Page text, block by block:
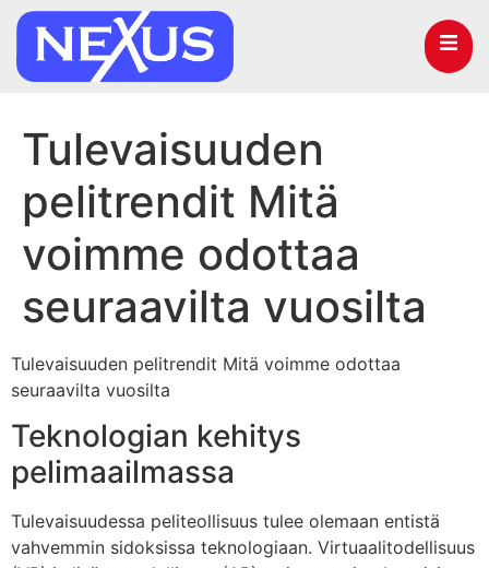
Tulevaisuuden
pelitrendit Mitä
voimme odottaa
seuraavilta vuosilta
Tulevaisuuden pelitrendit Mitä voimme odottaa
seuraavilta vuosilta
Teknologian kehitys
pelimaailmassa
Tulevaisuudessa peliteollisuus tulee olemaan entistä
vahvemmin sidoksissa teknologiaan. Virtuaalitodellisuus